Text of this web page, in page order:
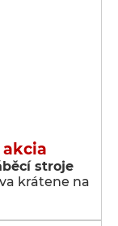
akcia
stroje
krátene na